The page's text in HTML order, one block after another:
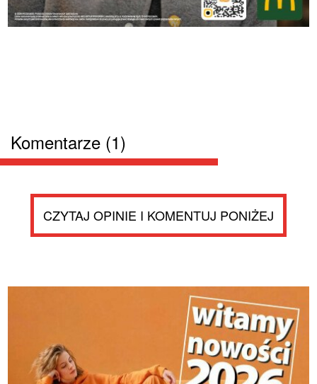
Komentarze (1)
CZYTAJ OPINIE I KOMENTUJ PONIŻEJ